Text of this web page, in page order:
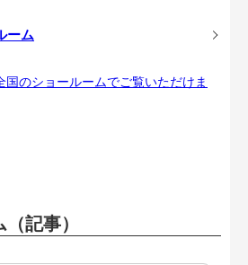
ーム
国のショールームでご覧いただけま
記事）